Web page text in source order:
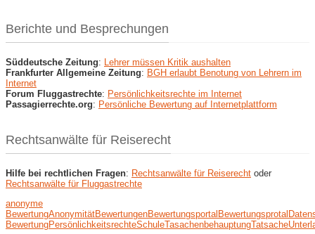
Berichte und Besprechungen
Süddeutsche Zeitung: Lehrer müssen Kritik aushalten
Frankfurter Allgemeine Zeitung: BGH erlaubt Benotung von Lehrern im
Internet
Forum Fluggastrechte: Persönlichkeitsrechte im Internet
Passagierrechte.org: Persönliche Bewertung auf Internetplattform
Rechtsanwälte für Reiserecht
Hilfe bei rechtlichen Fragen: Rechtsanwälte für Reiserecht oder
Rechtsanwälte für Fluggastrechte
anonyme
BewertungAnonymitätBewertungenBewertungsportalBewertungsprotal
BewertungPersönlichkeitsrechteSchuleTasachenbehauptungTatsache